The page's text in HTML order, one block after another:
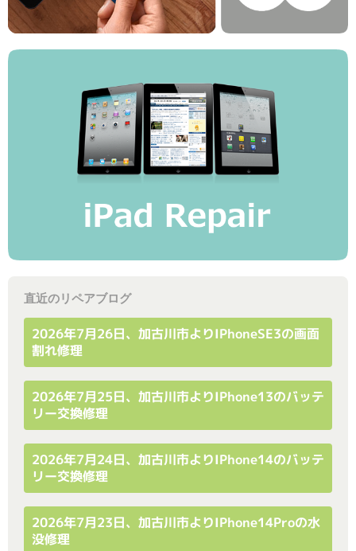
直近のリペアブログ
2026年7月26日、加古川市よりiPhoneSE3の画面
割れ修理
2026年7月25日、加古川市よりiPhone13のバッテ
リー交換修理
2026年7月24日、加古川市よりiPhone14のバッテ
リー交換修理
2026年7月23日、加古川市よりiPhone14Proの水
没修理